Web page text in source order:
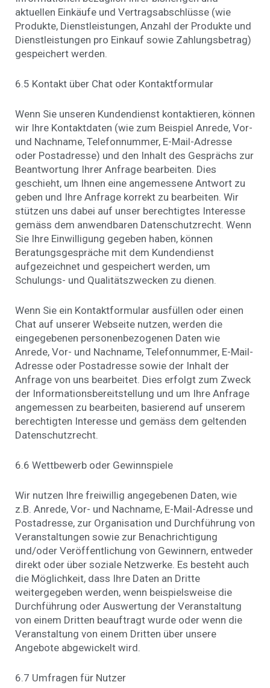
aktuellen Einkäufe und Vertragsabschlüsse (wie
Produkte, Dienstleistungen, Anzahl der Produkte und
Dienstleistungen pro Einkauf sowie Zahlungsbetrag)
gespeichert werden.
6.5 Kontakt über Chat oder Kontaktformular
Wenn Sie unseren Kundendienst kontaktieren, können
wir Ihre Kontaktdaten (wie zum Beispiel Anrede, Vor-
und Nachname, Telefonnummer, E-Mail-Adresse
oder Postadresse) und den Inhalt des Gesprächs zur
Beantwortung Ihrer Anfrage bearbeiten. Dies
geschieht, um Ihnen eine angemessene Antwort zu
geben und Ihre Anfrage korrekt zu bearbeiten. Wir
stützen uns dabei auf unser berechtigtes Interesse
gemäss dem anwendbaren Datenschutzrecht. Wenn
Sie Ihre Einwilligung gegeben haben, können
Beratungsgespräche mit dem Kundendienst
aufgezeichnet und gespeichert werden, um
Schulungs- und Qualitätszwecken zu dienen.
Wenn Sie ein Kontaktformular ausfüllen oder einen
Chat auf unserer Webseite nutzen, werden die
eingegebenen personenbezogenen Daten wie
Anrede, Vor- und Nachname, Telefonnummer, E-Mail-
Adresse oder Postadresse sowie der Inhalt der
Anfrage von uns bearbeitet. Dies erfolgt zum Zweck
der Informationsbereitstellung und um Ihre Anfrage
angemessen zu bearbeiten, basierend auf unserem
berechtigten Interesse und gemäss dem geltenden
Datenschutzrecht.
6.6 Wettbewerb oder Gewinnspiele
Wir nutzen Ihre freiwillig angegebenen Daten, wie
z.B. Anrede, Vor- und Nachname, E-Mail-Adresse und
Postadresse, zur Organisation und Durchführung von
Veranstaltungen sowie zur Benachrichtigung
und/oder Veröffentlichung von Gewinnern, entweder
direkt oder über soziale Netzwerke. Es besteht auch
die Möglichkeit, dass Ihre Daten an Dritte
weitergegeben werden, wenn beispielsweise die
Durchführung oder Auswertung der Veranstaltung
von einem Dritten beauftragt wurde oder wenn die
Veranstaltung von einem Dritten über unsere
Angebote abgewickelt wird.
6.7 Umfragen für Nutzer